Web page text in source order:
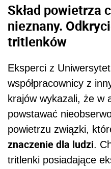
Skład powietrza
nieznany.
tritlenków
Eksperci z
współpracownicy z
krajów wykazali, że w
powstawać
powietrzu związki,
znaczenie dla ludzi.
tritlenki posiadające